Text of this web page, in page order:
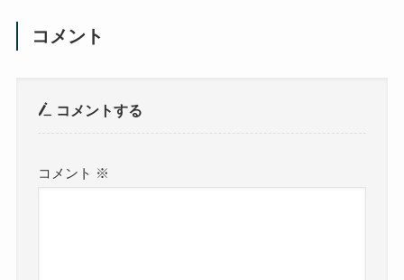
コメント
コメントする
コメント ※